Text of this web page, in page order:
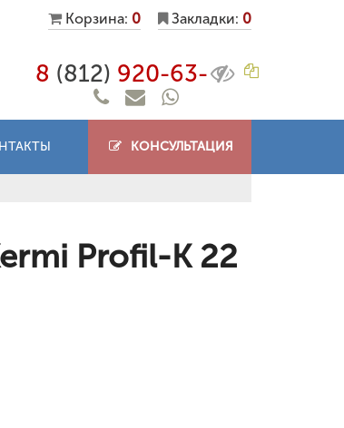
Корзина: 0 Закладки: 0
8 (812) 920-63-
КОНСУЛЬТАЦИЯ
Profil-K 22